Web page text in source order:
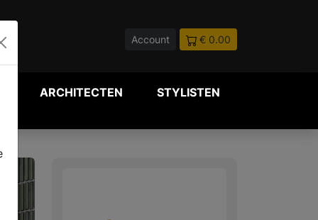
Account € 0.00
ARCHITECTEN STYLISTEN